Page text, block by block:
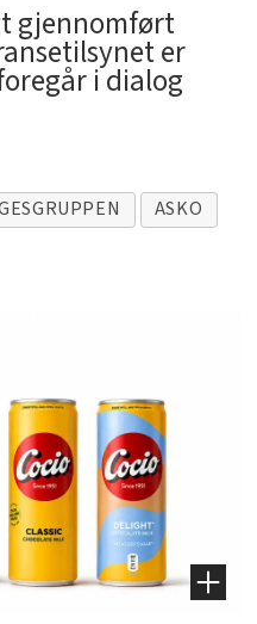
gjennomført
er
i dialog
ASKO